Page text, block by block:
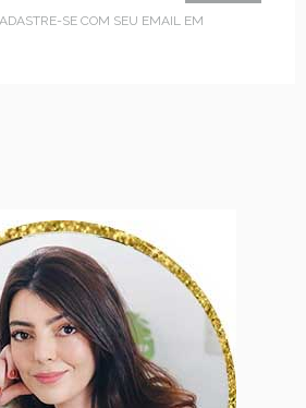
SE COM SEU EMAIL EM